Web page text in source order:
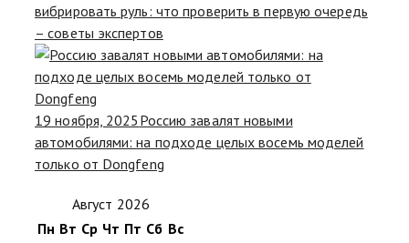
вибрировать руль: что проверить в первую очередь
– советы экспертов
19 ноября, 2025 Россию завалят новыми
автомобилями: на подходе целых восемь моделей
только от Dongfeng
Август 2026
Пн Вт Ср Чт Пт Сб Вс